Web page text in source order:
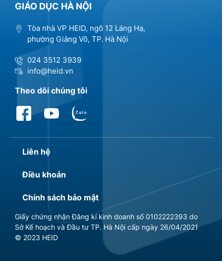
GIÁO DỤC HÀ NỘI
Tòa nhà VP HEID, ngõ 12 Láng Hạ,
phường Giảng Võ, TP. Hà Nội
024 3512 3939
info@heid.vn
Theo dõi chúng tôi
Liên hệ
Điều khoản
Chính sách bảo mật
Giấy chứng nhận Đăng kí kinh doanh số 0102222393 do
Sở Kế hoạch và Đầu tư TP. Hà Nội cấp ngày 26/04/2021
© 2023 HEID